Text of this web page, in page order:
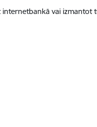
vai izmantot